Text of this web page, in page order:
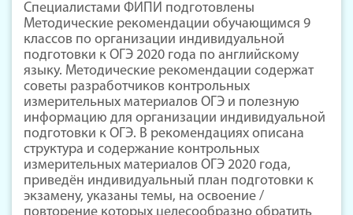
Специалистами ФИПИ подготовлены
Методические рекомендации обучающимся 9
классов по организации индивидуальной
подготовки к ОГЭ 2020 года по английскому
языку. Методические рекомендации содержат
советы разработчиков контрольных
измерительных материалов ОГЭ и полезную
информацию для организации индивидуальной
подготовки к ОГЭ. В рекомендациях описана
структура и содержание контрольных
измерительных материалов ОГЭ 2020 года,
приведён индивидуальный план подготовки к
экзамену, указаны темы, на освоение /